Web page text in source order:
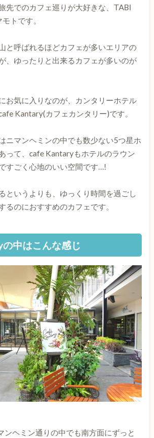
先でのカフェ巡りが大好きな、TABI
トです。
と呼ばれるほどカフェが多いエリアの
、ゆったりと出来るカフェが多いのが
お気に入りなのが、カンタリーホテル
Kantary(カフェカンタリー)です。
ニマンヘミンの中でも数少ない5つ星ホ
って、cafe Kantaryもホテルのラウン
すごく心地のいい空間です…!
というよりも、ゆっくり時間を過ごし
るのにおすすめのカフェです。
中はこんな感じ
ンヘミン通りの中でも南方面にずっと